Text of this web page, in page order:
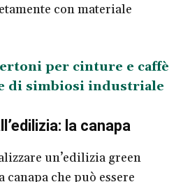
con materiale
per cinture e caffè
di simbiosi industriale
la canapa
un’edilizia green
canapa che può essere